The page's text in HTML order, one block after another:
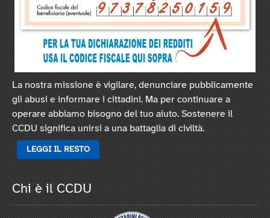
La nostra missione è vigilare, denunciare pubblicamente
gli abusi e informare i cittadini. Ma per continuare a
operare abbiamo bisogno del tuo aiuto. Sostenere il
CCDU significa unirsi a una battaglia di civiltà.
LEGGI IL RESTO
Chi è il CCDU